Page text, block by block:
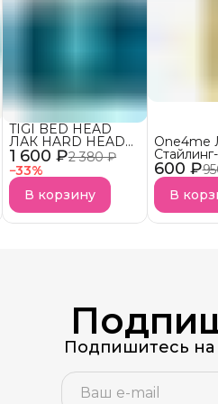
1 600 ₽2 380 ₽
−33%
TIGI BED HEAD
ЛАК HARD HEAD
для супер сильной
фиксации АКЦИЯ!
В корзину
600 ₽
One4me
четких
Контроль,
Фиксация
В
Подпишитесь на